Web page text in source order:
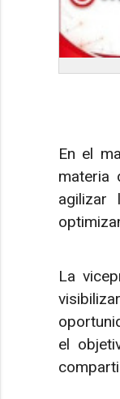
En el
materia
agilizar
La
el